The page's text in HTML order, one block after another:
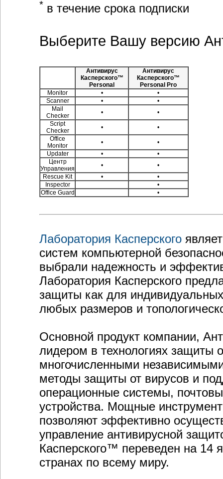
* в течение срока подписки
Выберите Вашу версию
Антивирус
Касперского™
Personal
Антивирус
Касперского™
Personal Pro
Monitor
•
•
Scanner
•
•
Mail
Checker
•
•
Script
Checker
•
•
Office
Monitor
•
•
Updater
•
•
Центр
Управления
•
•
Rescue Kit
•
•
Inspector
•
Office Guard
•
Лаборатория Касперского
систем компьютерной
выбрали надежность и
Лаборатория Касперского
защиты как для
любых размеров и
Основной продукт компании,
лидером в технологиях защиты
многочисленными
методы защиты от вирусов и
операционные системы,
устройства. Мощные
позволяют эффективно
управление антивирусной
Касперского™ переведен на 14
странах по всему миру.